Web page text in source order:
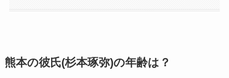
熊本の彼氏(杉本琢弥)の年齢は？